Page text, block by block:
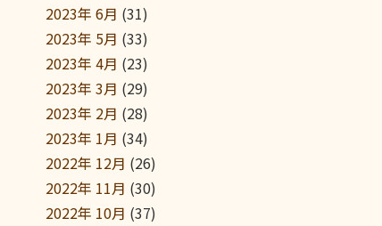
2023年 6月 (31)
2023年 5月 (33)
2023年 4月 (23)
2023年 3月 (29)
2023年 2月 (28)
2023年 1月 (34)
2022年 12月 (26)
2022年 11月 (30)
2022年 10月 (37)